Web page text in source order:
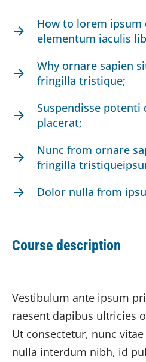
How to lorem
elementum iaculis
Why ornare sapien
fringilla tristique;
Suspendisse
placerat;
Nunc from ornare
fringilla
Dolor nulla from
Course description
Vestibulum ante ipsum
raesent dapibus ultricies
Ut consectetur, nunc
nulla interdum nibh, id